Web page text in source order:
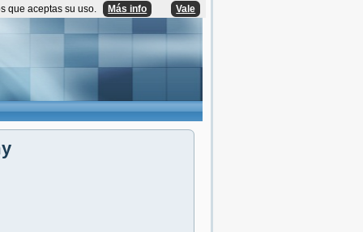
que aceptas su uso. Más info Vale